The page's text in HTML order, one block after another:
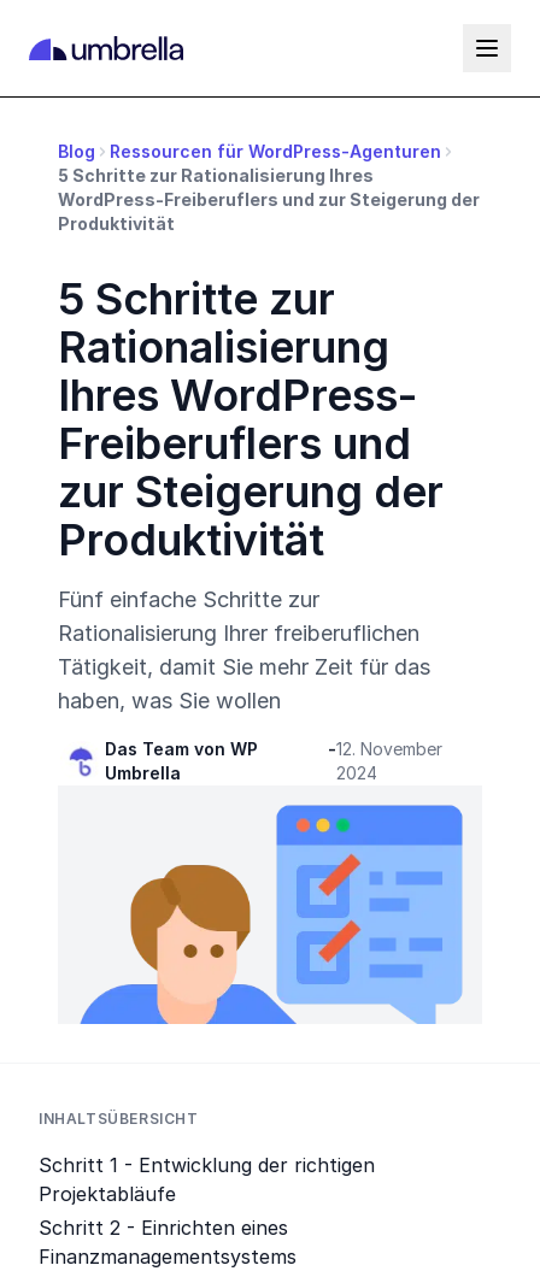
Blog
Ressourcen für WordPress-Agenturen
5 Schritte zur Rationalisierung Ihres
WordPress-Freiberuflers und zur Steigerung der
Produktivität
5 Schritte zur
Rationalisierung
Ihres WordPress-
Freiberuflers und
zur Steigerung der
Produktivität
Fünf einfache Schritte zur
Rationalisierung Ihrer freiberuflichen
Tätigkeit, damit Sie mehr Zeit für das
haben, was Sie wollen
Das Team von WP
Umbrella
-12. November
2024
INHALTSÜBERSICHT
Schritt 1 - Entwicklung der richtigen
Projektabläufe
Schritt 2 - Einrichten eines
Finanzmanagementsystems